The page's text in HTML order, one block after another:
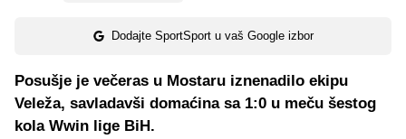
Dodajte SportSport u vaš Google izbor
Posušje je večeras u Mostaru iznenadilo ekipu
Veleža, savladavši domaćina sa 1:0 u meču šestog
kola Wwin lige BiH.